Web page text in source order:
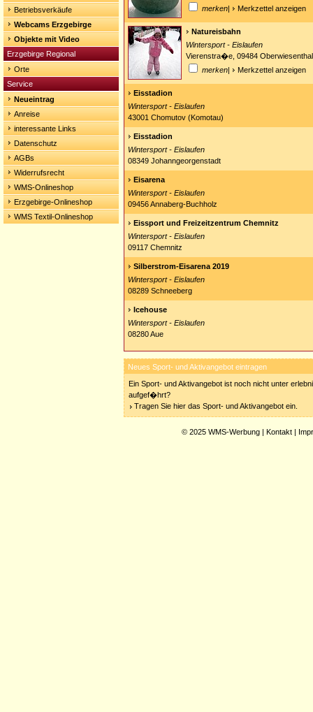
Betriebsverkäufe
Webcams Erzgebirge
Objekte mit Video
Erzgebirge Regional
Orte
Service
Neueintrag
Anreise
interessante Links
Datenschutz
AGBs
Widerrufsrecht
WMS-Onlineshop
Erzgebirge-Onlineshop
WMS Textil-Onlineshop
merken| Merkzettel anzeigen
Natureisbahn
Wintersport - Eislaufen
Vierenstra�e, 09484 Oberwiesenthal
merken| Merkzettel anzeigen
Eisstadion
Wintersport - Eislaufen
43001 Chomutov (Komotau)
Eisstadion
Wintersport - Eislaufen
08349 Johanngeorgenstadt
Eisarena
Wintersport - Eislaufen
09456 Annaberg-Buchholz
Eissport und Freizeitzentrum Chemnitz
Wintersport - Eislaufen
09117 Chemnitz
Silberstrom-Eisarena 2019
Wintersport - Eislaufen
08289 Schneeberg
Icehouse
Wintersport - Eislaufen
08280 Aue
Neues Sport- und Aktivangebot eintragen
Ein Sport- und Aktivangebot ist noch nicht unter
aufgef�hrt?
Tragen Sie hier das Sport- und Aktivangebot ein.
© 2025 WMS-Werbung | Kontakt |